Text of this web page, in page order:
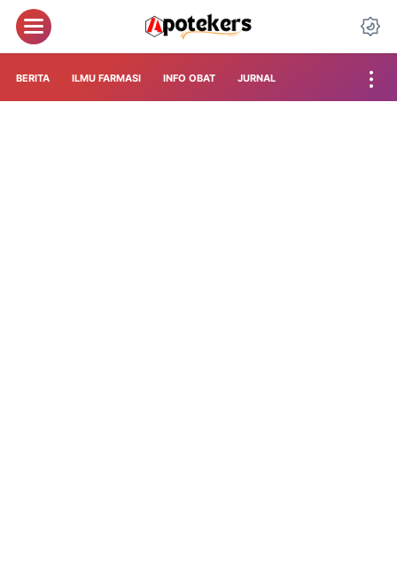
BERITA ILMU FARMASI INFO OBAT JURNAL